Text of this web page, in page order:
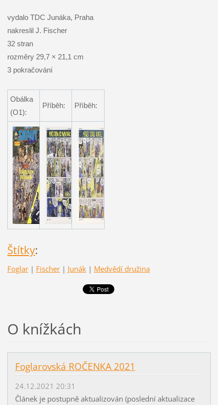
vydalo TDC Junáka, Praha
nakreslil J. Fischer
32 stran
rozměry 29,7 × 21,1 cm
3 pokračování
Obálka
(O1):
Příběh: Příběh:
Štítky:
Foglar | Fischer | Junák | Medvědí družina
O knížkách
Foglarovská ROČENKA 2021
24.12.2021 20:31
Článek je postupně aktualizován (poslední aktualizace